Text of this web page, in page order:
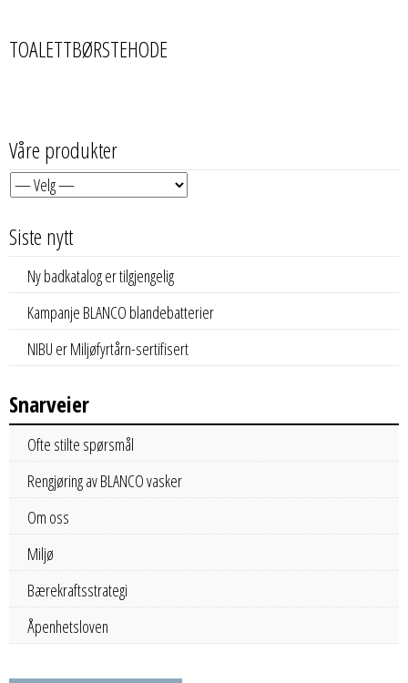
TOALETTBØRSTEHODE
Våre produkter
Siste nytt
Ny badkatalog er tilgjengelig
Kampanje BLANCO blandebatterier
NIBU er Miljøfyrtårn-sertifisert
Snarveier
Ofte stilte spørsmål
Rengjøring av BLANCO vasker
Om oss
Miljø
Bærekraftsstrategi
Åpenhetsloven